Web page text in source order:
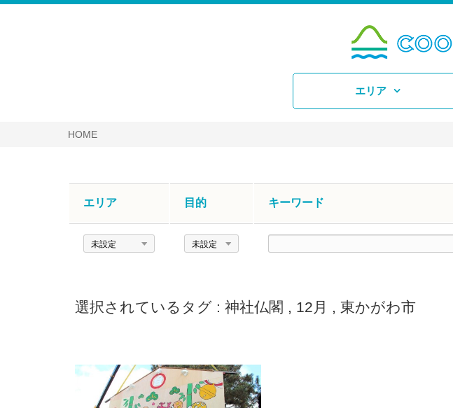
エリア
HOME
エリア 目的 キーワード
エ
目
ド
選択されているタグ : 神社仏閣 , 12月 , 東かがわ市